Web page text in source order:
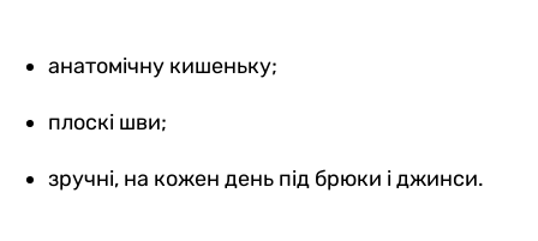
анатомічну кишеньку;
плоскі шви;
зручні, на кожен день під брюки і джинси.